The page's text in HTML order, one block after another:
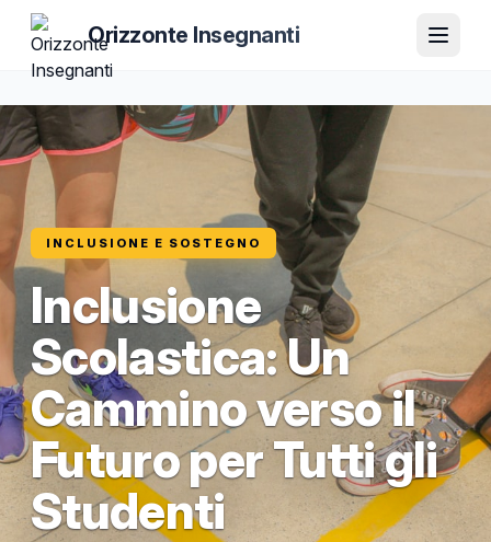
Orizzonte Insegnanti
INCLUSIONE E SOSTEGNO
Inclusione
Scolastica: Un
Cammino verso il
Futuro per Tutti gli
Studenti